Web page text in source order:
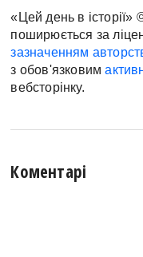
«Цей день в історії»
поширюється за
зазначенням
з обов'язковим
вебсторінку.
Коментарі